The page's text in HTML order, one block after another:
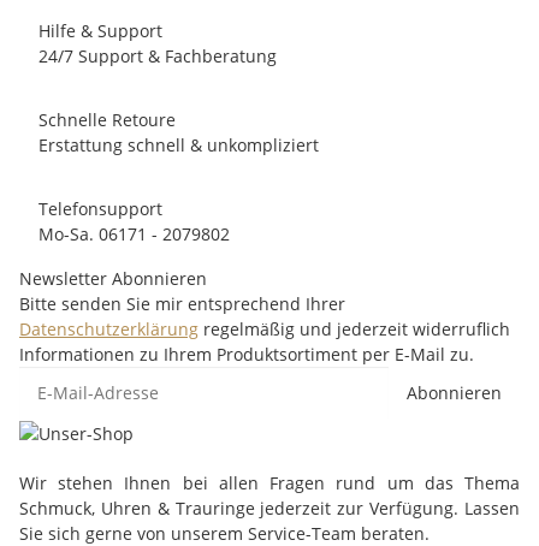
Hilfe & Support
24/7 Support & Fachberatung
Schnelle Retoure
Erstattung schnell & unkompliziert
Telefonsupport
Mo-Sa. 06171 - 2079802
Newsletter Abonnieren
Bitte senden Sie mir entsprechend Ihrer
Datenschutzerklärung regelmäßig und jederzeit widerruflich
Informationen zu Ihrem Produktsortiment per E-Mail zu.
Abonnieren
Wir stehen Ihnen bei allen Fragen rund um das Thema
Schmuck, Uhren & Trauringe jederzeit zur Verfügung. Lassen
Sie sich gerne von unserem Service-Team beraten.